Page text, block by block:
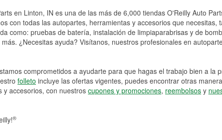
en Linton, IN es una de las más de 6,000 tiendas O'Reilly Auto
con todas las autopartes, herramientas y accesorios que necesitas,
como: pruebas de batería, instalación de limpiaparabrisas y de
¿Necesitas ayuda? Visítanos, nuestros profesionales en
comprometidos a ayudarte para que hagas el trabajo bien a la
folleto incluye las ofertas vigentes, puedes encontrar otras
y accesorios, con nuestros cupones y promociones, reembolsos y
®